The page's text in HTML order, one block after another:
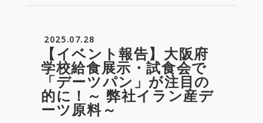
2025.07.28
【イベント報告】大阪府
学校給食展示・試食会で
「デーツパン」が注目の
的に！～ 弊社イラン産デ
ーツ原料～